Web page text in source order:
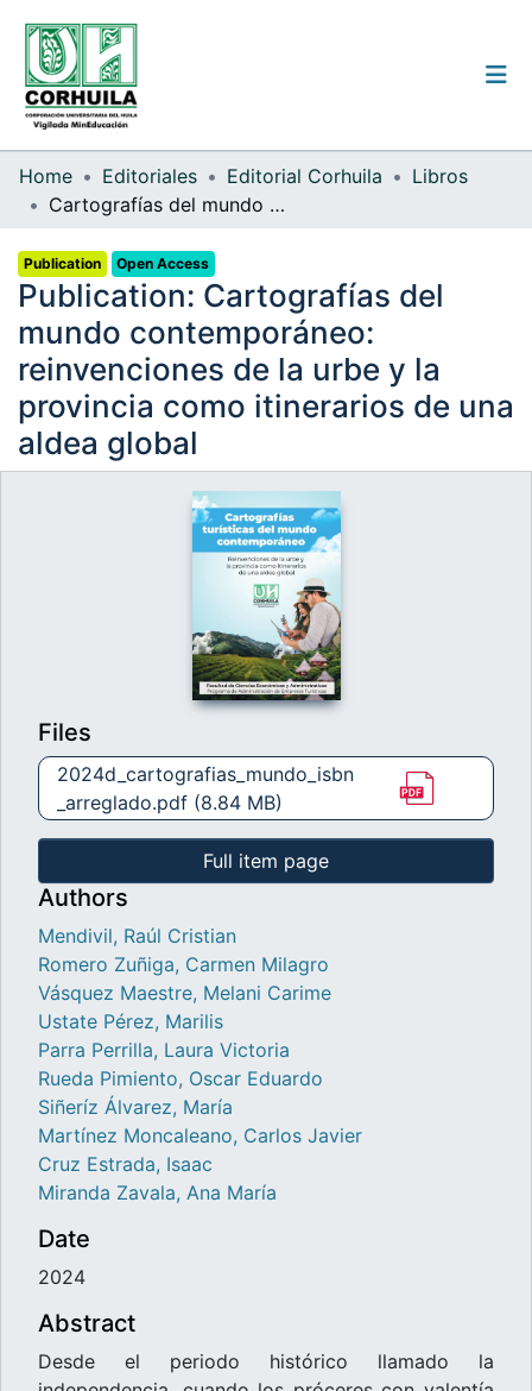
Institutional guidelines
Communities & Collections
All of the repository
Statistics
Log
In
(current)
Home Editoriales Editorial Corhuila
Libros
Cartografías del mundo contemporáneo: reinvenciones de la urbe y la provincia como itinerarios de una aldea global
Publication Open Access
Publication: Cartografías del
mundo contemporáneo:
reinvenciones de la urbe y la
provincia como itinerarios de una
aldea global
Files
2024d_cartografias_mundo_isbn
_arreglado.pdf (8.84 MB)
Full item page
Authors
Mendivil, Raúl Cristian
Romero Zuñiga, Carmen Milagro
Vásquez Maestre, Melani Carime
Ustate Pérez, Marilis
Parra Perrilla, Laura Victoria
Rueda Pimiento, Oscar Eduardo
Siñeríz Álvarez, María
Martínez Moncaleano, Carlos Javier
Cruz Estrada, Isaac
Miranda Zavala, Ana María
Date
2024
Abstract
Desde el periodo histórico llamado la